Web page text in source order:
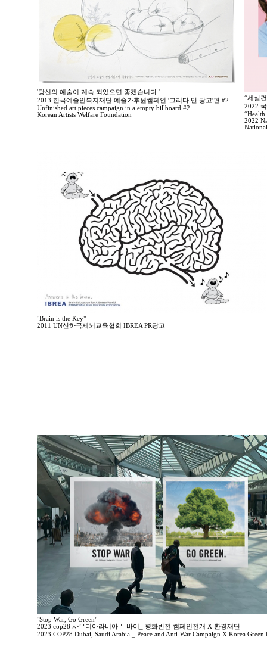
'당신의 예술이 계속 되었으면 좋겠습니다.'
2013 한국예술인복지재단 예술가후원캠페인 '그리다 만 광고'편 #2
Unfinished art pieces campaign in a empty billboard #2
Korean Artists Welfare Foundation
“세살
2022
2022
"Brain is the Key"
2011 UN산하국제뇌교육협회 IBREA PR광고
"Stop War, Go Green"
2023 cop28 사우디아라비아 두바이_ 평화반전 캠페인전개 X 환경재단
2023 COP28 Dubai, Saudi Arabia _ Peace and Anti-War Campaign X Korea Green